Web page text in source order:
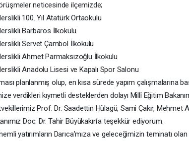
neticesinde ilçemizde;
100. Yıl Atatürk Ortaokulu
Barbaros İlkokulu
Servet Çambol İlkokulu
Ahmet Parmaksızoğlu İlkokulu
Anadolu Lisesi ve Kapalı Spor Salonu
planlanmış olup, en kısa sürede yapım çalışmalarına
verdikleri kıymetli desteklerden dolayı Millî Eğitim
Prof. Dr. Saadettin Hülagü, Sami Çakır, Mehmet
Doc. Dr. Tahir Büyükakın’a teşekkür ediyorum.
yatırımların Darıca’mıza ve geleceğimizin teminatı